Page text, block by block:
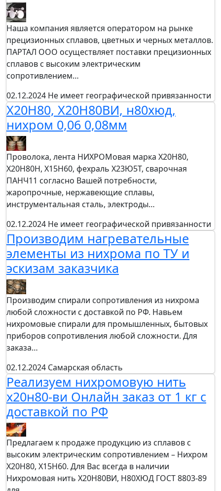
Наша компания является оператором на рынке
прецизионных сплавов, цветных и черных металлов.
ПАРТАЛ ООО осуществляет поставки прецизионных
сплавов с высоким электрическим
сопротивлением…
02.12.2024 Не имеет географической привязанности
Х20Н80, Х20Н80ВИ, н80хюд,
нихром 0,06 0,08мм
Проволока, лента НИХРОМовая марка Х20Н80,
Х20Н80Н, Х15Н60, фехраль Х23Ю5Т, сварочная
ПАНЧ11 согласно Вашей потребности,
жаропрочные, нержавеющие сплавы,
инструментальная сталь, электроды…
02.12.2024 Не имеет географической привязанности
Производим нагревательные
элементы из нихрома по ТУ и
эскизам заказчика
Производим спирали сопротивления из нихрома
любой сложности с доставкой по РФ. Навьем
нихромовые спирали для промышленных, бытовых
приборов сопротивления любой сложности. Для
заказа…
02.12.2024 Самарская область
Реализуем нихромовую нить
х20н80-ви Онлайн заказ от 1 кг с
доставкой по РФ
Предлагаем к продаже продукцию из сплавов с
высоким электрическим сопротивлением – Нихром
Х20Н80, Х15Н60. Для Вас всегда в наличии
Нихромовая нить Х20Н80ВИ, Н80ХЮД ГОСТ 8803-89